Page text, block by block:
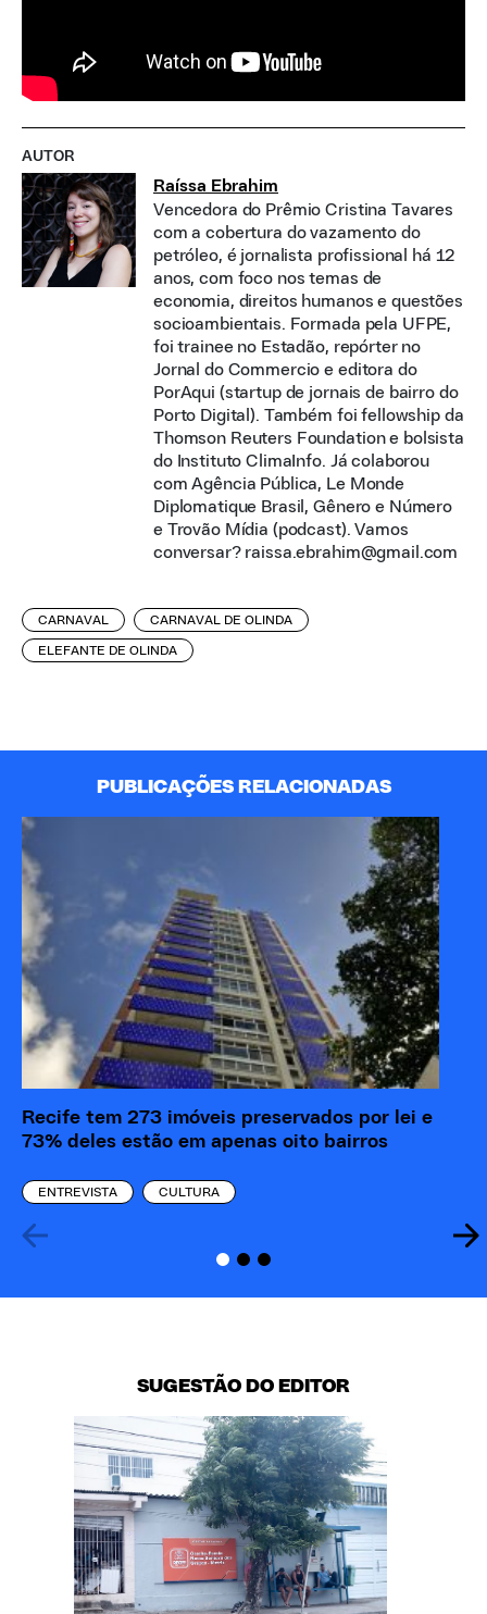
AUTOR
Raíssa Ebrahim
Vencedora do Prêmio Cristina Tavares
com a cobertura do vazamento do
petróleo, é jornalista profissional há 12
anos, com foco nos temas de
economia, direitos humanos e questões
socioambientais. Formada pela UFPE,
foi trainee no Estadão, repórter no
Jornal do Commercio e editora do
PorAqui (startup de jornais de bairro do
Porto Digital). Também foi fellowship da
Thomson Reuters Foundation e bolsista
do Instituto ClimaInfo. Já colaborou
com Agência Pública, Le Monde
Diplomatique Brasil, Gênero e Número
e Trovão Mídia (podcast). Vamos
conversar? raissa.ebrahim@gmail.com
CARNAVAL CARNAVAL DE OLINDA
ELEFANTE DE OLINDA
PUBLICAÇÕES RELACIONADAS
Recife tem 273 imóveis preservados por lei e
73% deles estão em apenas oito bairros
ENTREVISTA CULTURA
SUGESTÃO DO EDITOR